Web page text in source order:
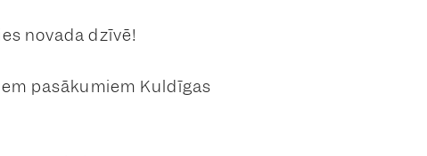
novada dzīvē!
pasākumiem Kuldīgas